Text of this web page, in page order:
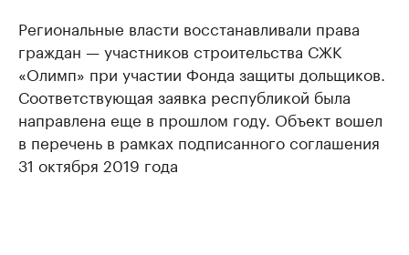
Региональные власти восстанавливали права
граждан — участников строительства СЖК
«Олимп» при участии Фонда защиты дольщиков.
Соответствующая заявка республикой была
направлена еще в прошлом году. Объект вошел
в перечень в рамках подписанного соглашения
31 октября 2019 года